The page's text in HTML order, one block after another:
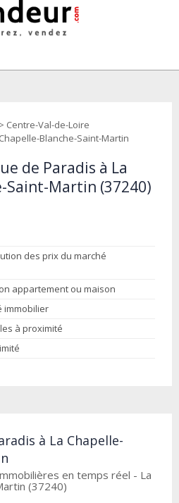
> Centre-Val-de-Loire
Blanche-Saint-Martin
de Paradis à La
Saint-Martin (37240)
des prix du marché
appartement ou maison
immobilier
à proximité
à La Chapelle-
en temps réel - La
(37240)